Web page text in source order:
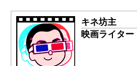
キネ坊主
映画ライター